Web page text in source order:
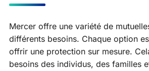
Mercer offre une variété de
différents besoins. Chaque option
offrir une protection sur mesure.
besoins des individus, des familles